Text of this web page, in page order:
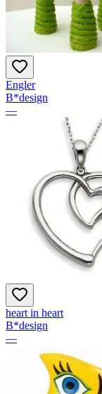
Engler
B*design
—
heart in heart
B*design
—